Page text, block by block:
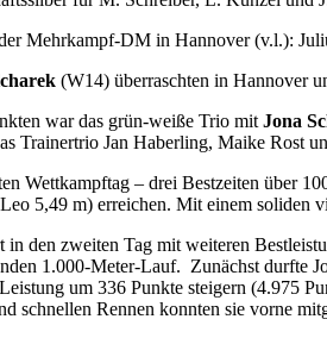
Mehrkampf-DM in Hannover (v.l.):
(W14) überraschten in Hannover
war das grün-weiße Trio mitJona
Trainertrio Jan Haberling, Maike Rost
Wettkampftag – drei Bestzeiten über
5,49 m) erreichen. Mit einem soliden
in den zweiten Tag mit weiteren
1.000-Meter-Lauf. Zunächst durfte
um 336 Punkte steigern (4.975
schnellen Rennen konnten sie vorne